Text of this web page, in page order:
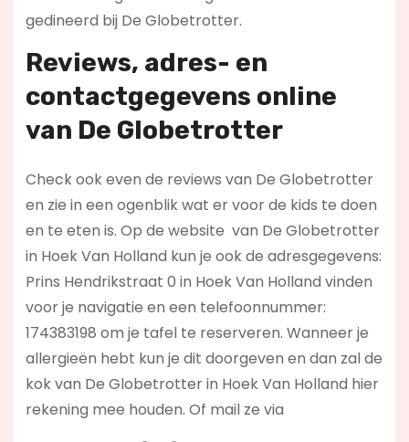
gedineerd bij De Globetrotter.
Reviews, adres- en
contactgegevens online
van De Globetrotter
Check ook even de reviews van De Globetrotter
en zie in een ogenblik wat er voor de kids te doen
en te eten is. Op de website van De Globetrotter
in Hoek Van Holland kun je ook de adresgegevens:
Prins Hendrikstraat 0 in Hoek Van Holland vinden
voor je navigatie en een telefoonnummer:
174383198 om je tafel te reserveren. Wanneer je
allergieën hebt kun je dit doorgeven en dan zal de
kok van De Globetrotter in Hoek Van Holland hier
rekening mee houden. Of mail ze via